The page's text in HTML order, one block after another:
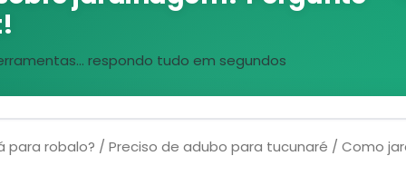
respondo tudo em segundos